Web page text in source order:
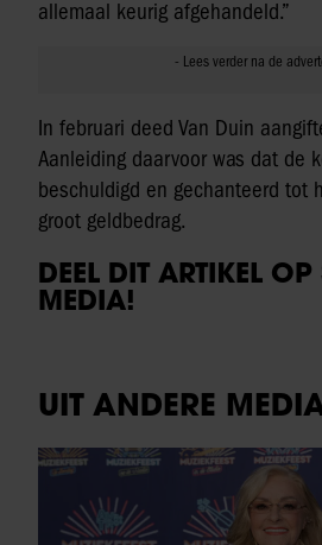
allemaal keurig afgehandeld.”
In februari deed Van Duin
Aanleiding daarvoor was dat de
beschuldigd en gechanteerd tot
groot geldbedrag.
DEEL DIT ARTIKEL
MEDIA!
UIT ANDERE